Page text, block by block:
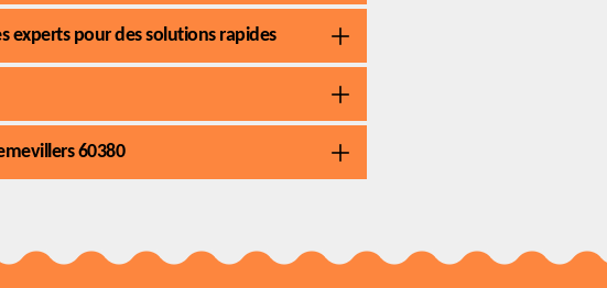
experts pour des solutions rapides
60380